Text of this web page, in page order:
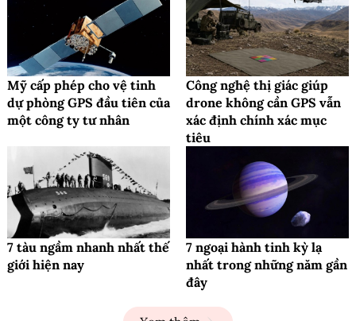
Mỹ cấp phép cho vệ tinh
dự phòng GPS đầu tiên của
một công ty tư nhân
Công nghệ thị giác giúp
drone không cần GPS vẫn
xác định chính xác mục
tiêu
7 tàu ngầm nhanh nhất thế
giới hiện nay
7 ngoại hành tinh kỳ lạ
nhất trong những năm gần
đây